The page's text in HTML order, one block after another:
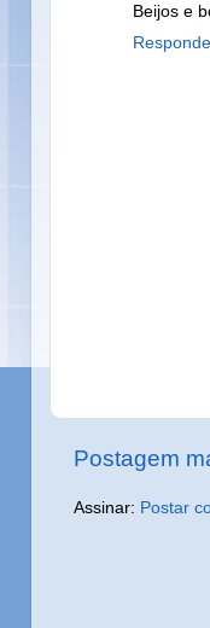
Beijos e
Postagem
Assinar: Postar